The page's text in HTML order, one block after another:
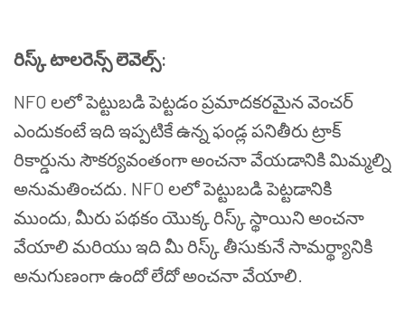
రిస్క్టాలరెన్స్లెవెల్స్:
NFO లలోపెట్టుబడి పెట్టడంప్రమాదకరమైనవెంచర్
ఎందుకంటేఇదిఇప్పటికేఉన్నఫండ్ల పనితీరుట్రాక్
రికార్డునుసౌకర్యవంతంగాఅంచనావేయడానికిమిమ్మల్ని
అనుమతించదు. NFO లలోపెట్టుబడి పెట్టడానికి
ముందు, మీరుపథకంయొక్కరిస్క్స్థాయినిఅంచనా
వేయాలి మరియుఇదిమీరిస్క్తీసుకునేసామర్థ్యానికి
అనుగుణంగాఉందోలేదోఅంచనావేయాలి.